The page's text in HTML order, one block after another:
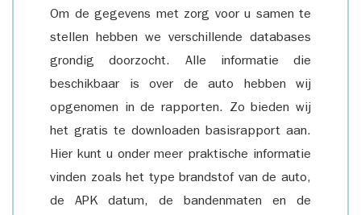
Om de gegevens met zorg voor u samen te
stellen hebben we verschillende databases
grondig doorzocht. Alle informatie die
beschikbaar is over de auto hebben wij
opgenomen in de rapporten. Zo bieden wij
het gratis te downloaden basisrapport aan.
Hier kunt u onder meer praktische informatie
vinden zoals het type brandstof van de auto,
de APK datum, de bandenmaten en de